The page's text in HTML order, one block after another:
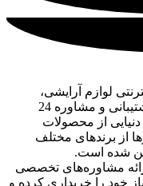
لوازم آرایشی،
بهداشتی، برقی، ادکلن و… را به همراه پشتیبانی و مشاوره 24
از محصولات
از برندهای مختلف
شده است.
مشاوره‌های تخصصی
خود را خریداری کرده و